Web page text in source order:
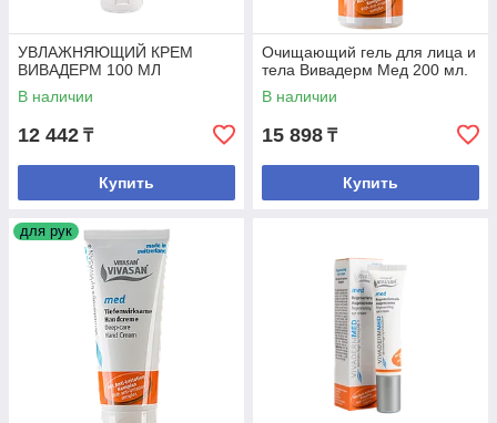
УВЛАЖНЯЮЩИЙ КРЕМ
ВИВАДЕРM 100 МЛ
В наличии
12 442 ₸
Купить
Очищающий гель для лица и
тела Вивадерм Мед 200 мл.
В наличии
15 898 ₸
Купить
для рук